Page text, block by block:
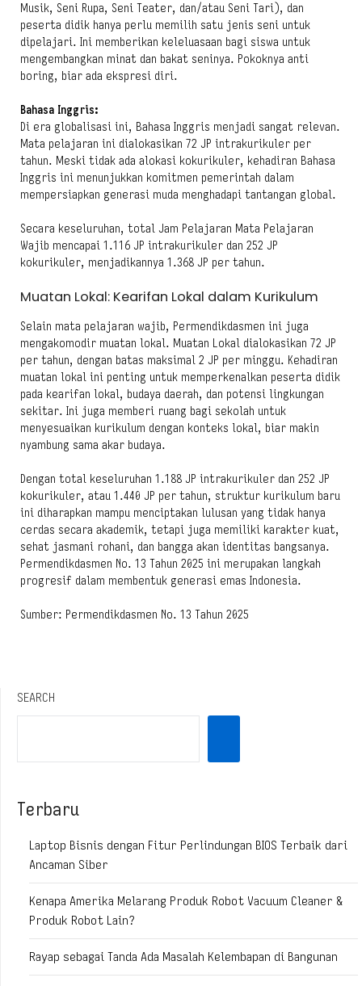
Musik, Seni Rupa, Seni Teater, dan/atau Seni Tari), dan
peserta didik hanya perlu memilih satu jenis seni untuk
dipelajari. Ini memberikan keleluasaan bagi siswa untuk
mengembangkan minat dan bakat seninya. Pokoknya anti
boring, biar ada ekspresi diri.
Bahasa Inggris:
Di era globalisasi ini, Bahasa Inggris menjadi sangat relevan.
Mata pelajaran ini dialokasikan 72 JP intrakurikuler per
tahun. Meski tidak ada alokasi kokurikuler, kehadiran Bahasa
Inggris ini menunjukkan komitmen pemerintah dalam
mempersiapkan generasi muda menghadapi tantangan global.
Secara keseluruhan, total Jam Pelajaran Mata Pelajaran
Wajib mencapai 1.116 JP intrakurikuler dan 252 JP
kokurikuler, menjadikannya 1.368 JP per tahun.
Muatan Lokal: Kearifan Lokal dalam Kurikulum
Selain mata pelajaran wajib, Permendikdasmen ini juga
mengakomodir muatan lokal. Muatan Lokal dialokasikan 72 JP
per tahun, dengan batas maksimal 2 JP per minggu. Kehadiran
muatan lokal ini penting untuk memperkenalkan peserta didik
pada kearifan lokal, budaya daerah, dan potensi lingkungan
sekitar. Ini juga memberi ruang bagi sekolah untuk
menyesuaikan kurikulum dengan konteks lokal, biar makin
nyambung sama akar budaya.
Dengan total keseluruhan 1.188 JP intrakurikuler dan 252 JP
kokurikuler, atau 1.440 JP per tahun, struktur kurikulum baru
ini diharapkan mampu menciptakan lulusan yang tidak hanya
cerdas secara akademik, tetapi juga memiliki karakter kuat,
sehat jasmani rohani, dan bangga akan identitas bangsanya.
Permendikdasmen No. 13 Tahun 2025 ini merupakan langkah
progresif dalam membentuk generasi emas Indonesia.
Sumber: Permendikdasmen No. 13 Tahun 2025
SEARCH
Terbaru
Laptop Bisnis dengan Fitur Perlindungan BIOS Terbaik dari
Ancaman Siber
Kenapa Amerika Melarang Produk Robot Vacuum Cleaner &
Produk Robot Lain?
Rayap sebagai Tanda Ada Masalah Kelembapan di Bangunan